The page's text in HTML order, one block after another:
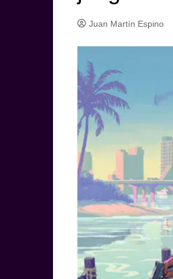
Juan Martín Espino